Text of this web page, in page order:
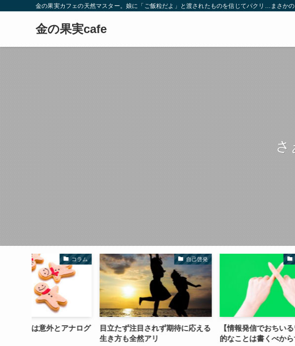
金の果実カフェの天然マスター。娘に「ご飯粒だよ」と渡されたものを信じてパクリ…まさか
金の果実cafe
さ
自己啓発
目立たず注目されず期待に応える
【情報発信でおちいるワナ】専門
的なことは書くべからず
結果
ちる